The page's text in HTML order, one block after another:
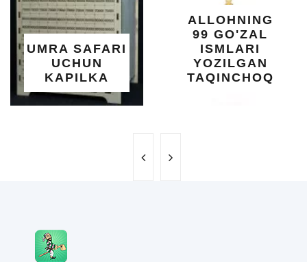
SAFARI
UCHUN
KAPILKA
ALLOHNING
99 GO'ZAL
ISMLARI
YOZILGAN
TAQINCHOQ